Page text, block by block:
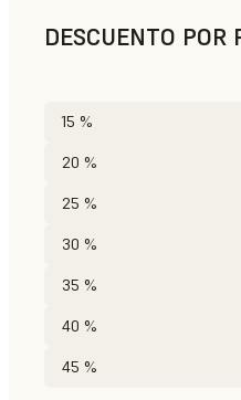
DESCUENTO POR
15 %
20 %
25 %
30 %
35 %
40 %
45 %